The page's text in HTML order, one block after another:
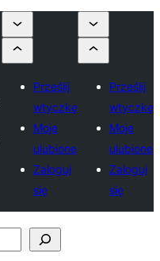
Prześlij
wtyczkę
Moje
ulubione
Zaloguj
się
Prześlij
wtyczkę
Moje
ulubione
Zaloguj
się